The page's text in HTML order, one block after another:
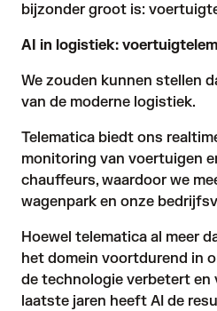
bijzonder groot is:
AI in logistiek:
We zouden kunnen stellen
van de moderne logistiek.
Telematica biedt ons
monitoring van voertuigen
chauffeurs, waardoor we
wagenpark en onze
Hoewel telematica al meer
het domein voortdurend in
de technologie verbetert en
laatste jaren heeft AI de